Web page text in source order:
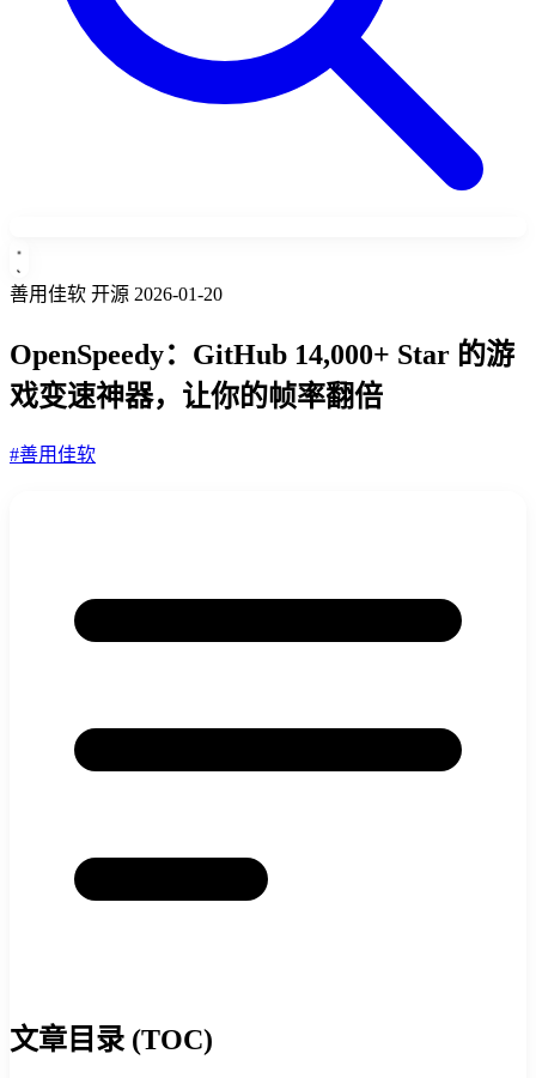
善用佳软 开源 2026-01-20
OpenSpeedy：GitHub 14,000+ Star 的游
戏变速神器，让你的帧率翻倍
#善用佳软
文章目录 (TOC)